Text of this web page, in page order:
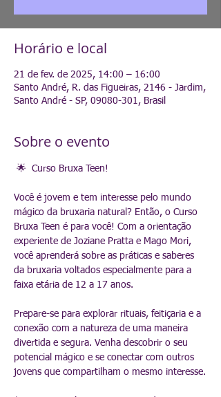
Horário e local
21 de fev. de 2025, 14:00 – 16:00
Santo André, R. das Figueiras, 2146 - Jardim,
Santo André - SP, 09080-301, Brasil
Sobre o evento
🌟  Curso Bruxa Teen!
Você é jovem e tem interesse pelo mundo
mágico da bruxaria natural? Então, o Curso
Bruxa Teen é para você! Com a orientação
experiente de Joziane Pratta e Mago Mori,
você aprenderá sobre as práticas e saberes
da bruxaria voltados especialmente para a
faixa etária de 12 a 17 anos.
Prepare-se para explorar rituais, feitiçaria e a
conexão com a natureza de uma maneira
divertida e segura. Venha descobrir o seu
potencial mágico e se conectar com outros
jovens que compartilham o mesmo interesse.